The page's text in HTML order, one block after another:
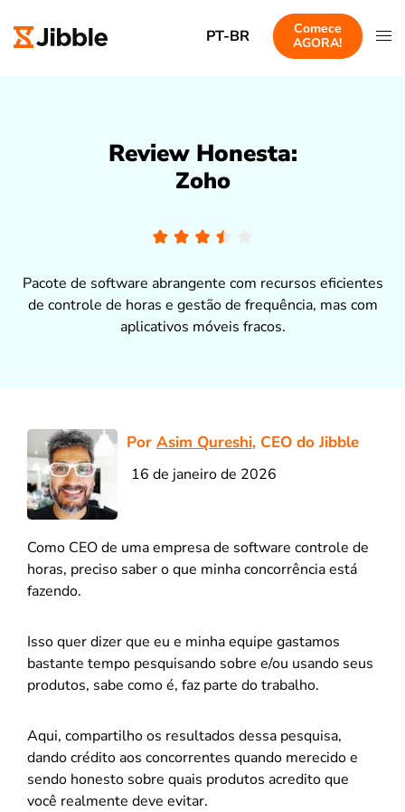
PT-BR
Comece
AGORA!
Review Honesta:
Zoho
Pacote de software abrangente com recursos eficientes
de controle de horas e gestão de frequência, mas com
aplicativos móveis fracos.
Por Asim Qureshi, CEO do Jibble
16 de janeiro de 2026
Como CEO de uma empresa de software controle de
horas, preciso saber o que minha concorrência está
fazendo.
Isso quer dizer que eu e minha equipe gastamos
bastante tempo pesquisando sobre e/ou usando seus
produtos, sabe como é, faz parte do trabalho.
Aqui, compartilho os resultados dessa pesquisa,
dando crédito aos concorrentes quando merecido e
sendo honesto sobre quais produtos acredito que
você realmente deve evitar.